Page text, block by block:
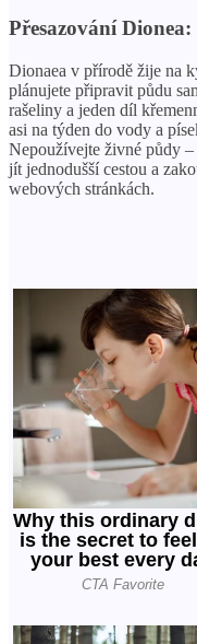
Přesazování
Dionaea v přírodě žije na
plánujete připravit půdu
rašeliny a jeden díl
asi na týden do vody a
Nepoužívejte živné půdy
jít jednodušší cestou a
webových stránkách.